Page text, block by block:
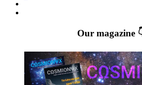
Our magazine